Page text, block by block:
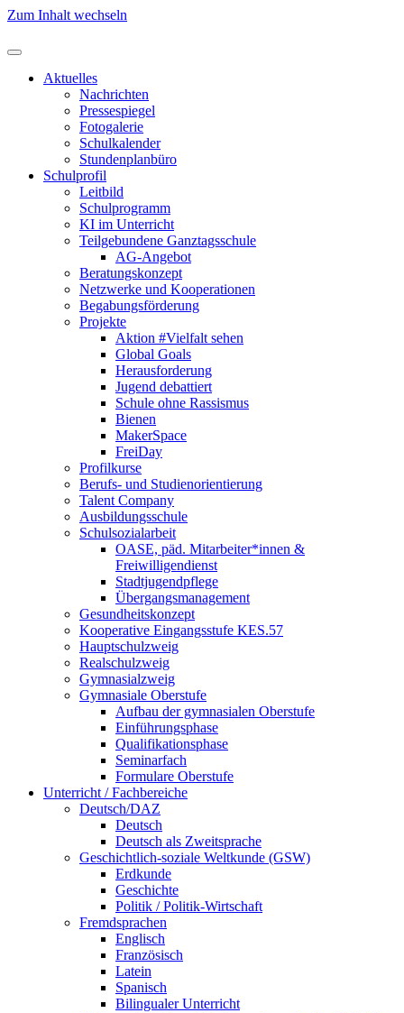
Zum Inhalt wechseln
Aktuelles
Nachrichten
Pressespiegel
Fotogalerie
Schulkalender
Stundenplanbüro
Schulprofil
Leitbild
Schulprogramm
KI im Unterricht
Teilgebundene Ganztagsschule
AG-Angebot
Beratungskonzept
Netzwerke und Kooperationen
Begabungsförderung
Projekte
Aktion #Vielfalt sehen
Global Goals
Herausforderung
Jugend debattiert
Schule ohne Rassismus
Bienen
MakerSpace
FreiDay
Profilkurse
Berufs- und Studienorientierung
Talent Company
Ausbildungsschule
Schulsozialarbeit
OASE, päd. Mitarbeiter*innen &
Freiwilligendienst
Stadtjugendpflege
Übergangsmanagement
Gesundheitskonzept
Kooperative Eingangsstufe KES.57
Hauptschulzweig
Realschulzweig
Gymnasialzweig
Gymnasiale Oberstufe
Aufbau der gymnasialen Oberstufe
Einführungsphase
Qualifikationsphase
Seminarfach
Formulare Oberstufe
Unterricht / Fachbereiche
Deutsch/DAZ
Deutsch
Deutsch als Zweitsprache
Geschichtlich-soziale Weltkunde (GSW)
Erdkunde
Geschichte
Politik / Politik-Wirtschaft
Fremdsprachen
Englisch
Französisch
Latein
Spanisch
Bilingualer Unterricht